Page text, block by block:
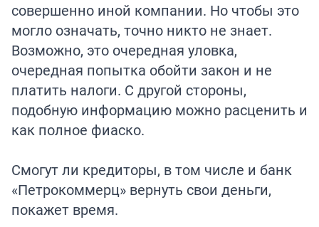
совершенно иной компании. Но чтобы это
могло означать, точно никто не знает.
Возможно, это очередная уловка,
очередная попытка обойти закон и не
платить налоги. С другой стороны,
подобную информацию можно расценить и
как полное фиаско.
Смогут ли кредиторы, в том числе и банк
«Петрокоммерц» вернуть свои деньги,
покажет время.